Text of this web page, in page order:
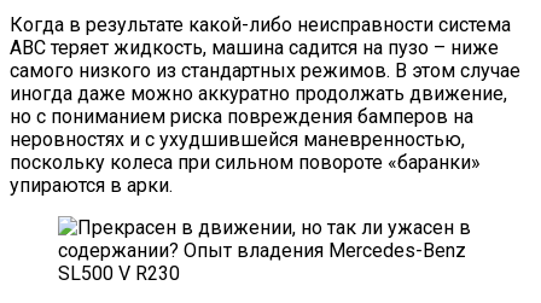
Когда в результате какой-либо неисправности система
ABC теряет жидкость, машина садится на пузо – ниже
самого низкого из стандартных режимов. В этом случае
иногда даже можно аккуратно продолжать движение,
но с пониманием риска повреждения бамперов на
неровностях и с ухудшившейся маневренностью,
поскольку колеса при сильном повороте «баранки»
упираются в арки.